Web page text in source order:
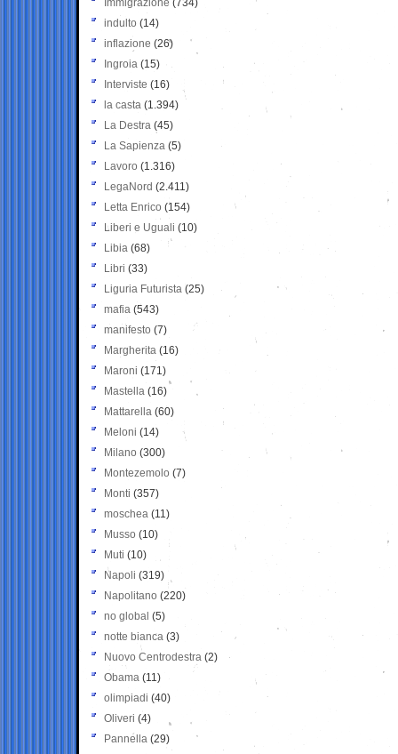
Immigrazione (734)
indulto (14)
inflazione (26)
Ingroia (15)
Interviste (16)
la casta (1.394)
La Destra (45)
La Sapienza (5)
Lavoro (1.316)
LegaNord (2.411)
Letta Enrico (154)
Liberi e Uguali (10)
Libia (68)
Libri (33)
Liguria Futurista (25)
mafia (543)
manifesto (7)
Margherita (16)
Maroni (171)
Mastella (16)
Mattarella (60)
Meloni (14)
Milano (300)
Montezemolo (7)
Monti (357)
moschea (11)
Musso (10)
Muti (10)
Napoli (319)
Napolitano (220)
no global (5)
notte bianca (3)
Nuovo Centrodestra (2)
Obama (11)
olimpiadi (40)
Oliveri (4)
Pannella (29)